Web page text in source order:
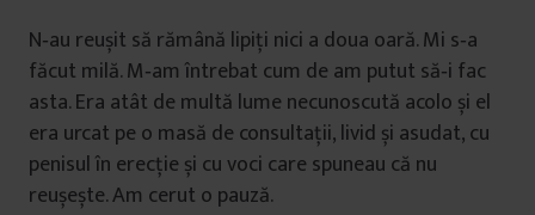
N‑au reușit să rămână lipiți nici a doua oară. Mi s‑a
făcut milă. M‑am întrebat cum de am putut să‑i fac
asta. Era atât de multă lume necunoscută acolo și el
era urcat pe o masă de consultații, livid și asudat, cu
penisul în erecție și cu voci care spuneau că nu
reușește. Am cerut o pauză.